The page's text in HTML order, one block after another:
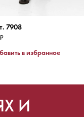
7908
в избранное
И